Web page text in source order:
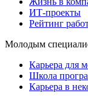
ИТ-проекты
Рейтинг
Молодым
Карьера для
Школа
Карьера в